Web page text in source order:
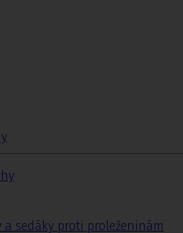
a sedáky proti proleženinám